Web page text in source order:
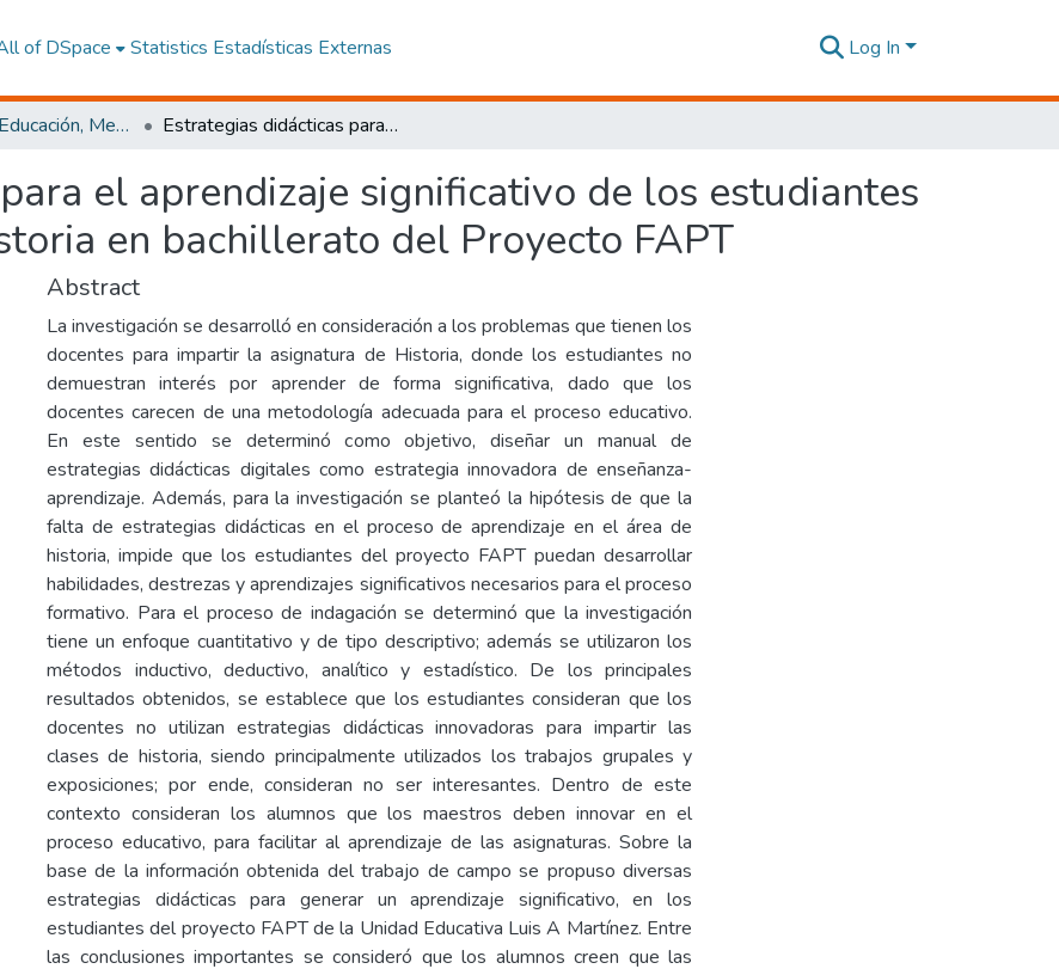
of DSpace Statistics Estadísticas Externas Log In
Maestría en Educación, Mención Innovación y Liderazgo Educativo Estrategias didácticas para el aprendizaje significativo de los estudiantes en la asignatura de Historia en bachillerato del Proyecto FAPT
el aprendizaje significativo de los estudiantes
en bachillerato del Proyecto FAPT
Abstract
La investigación se desarrolló en consideración a los problemas que tienen los
docentes para impartir la asignatura de Historia, donde los estudiantes no
demuestran interés por aprender de forma significativa, dado que los
docentes carecen de una metodología adecuada para el proceso educativo.
En este sentido se determinó como objetivo, diseñar un manual de
estrategias didácticas digitales como estrategia innovadora de enseñanza-
aprendizaje. Además, para la investigación se planteó la hipótesis de que la
falta de estrategias didácticas en el proceso de aprendizaje en el área de
historia, impide que los estudiantes del proyecto FAPT puedan desarrollar
habilidades, destrezas y aprendizajes significativos necesarios para el proceso
formativo. Para el proceso de indagación se determinó que la investigación
tiene un enfoque cuantitativo y de tipo descriptivo; además se utilizaron los
métodos inductivo, deductivo, analítico y estadístico. De los principales
resultados obtenidos, se establece que los estudiantes consideran que los
docentes no utilizan estrategias didácticas innovadoras para impartir las
clases de historia, siendo principalmente utilizados los trabajos grupales y
exposiciones; por ende, consideran no ser interesantes. Dentro de este
contexto consideran los alumnos que los maestros deben innovar en el
proceso educativo, para facilitar al aprendizaje de las asignaturas. Sobre la
base de la información obtenida del trabajo de campo se propuso diversas
estrategias didácticas para generar un aprendizaje significativo, en los
estudiantes del proyecto FAPT de la Unidad Educativa Luis A Martínez. Entre
las conclusiones importantes se consideró que los alumnos creen que las